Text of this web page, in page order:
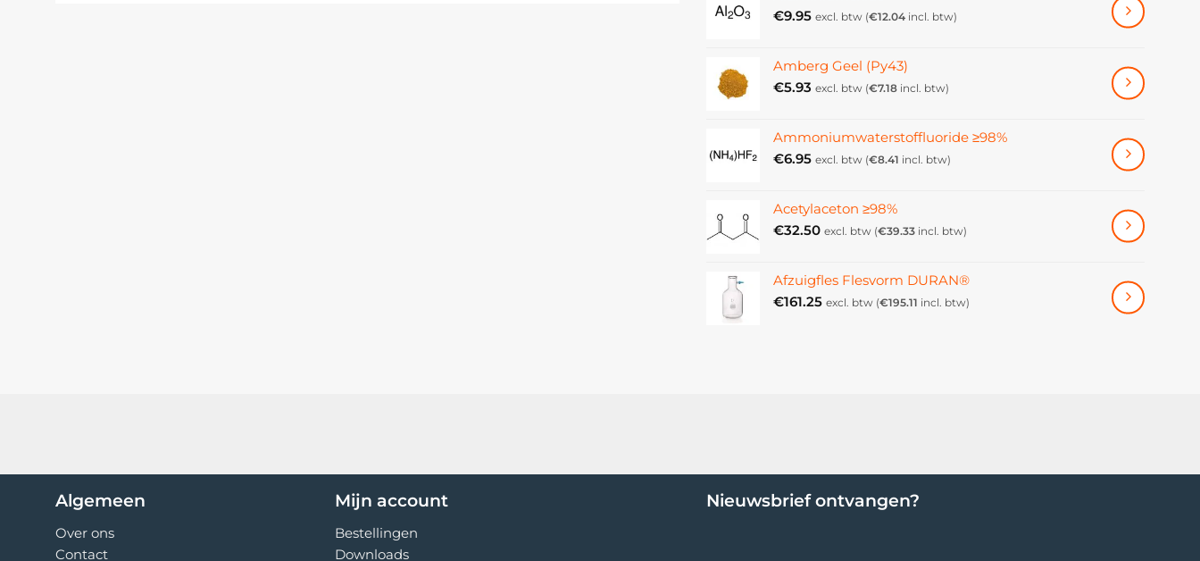
€9.95 excl. btw (€12.04 incl. btw)
Amberg Geel (Py43)
€5.93 excl. btw (€7.18 incl. btw)
Ammoniumwaterstoffluoride ≥98%
€6.95 excl. btw (€8.41 incl. btw)
Acetylaceton ≥98%
€32.50 excl. btw (€39.33 incl. btw)
Afzuigfles Flesvorm DURAN®
€161.25 excl. btw (€195.11 incl. btw)
Algemeen
Over ons
Contact
Mijn account
Bestellingen
Downloads
Nieuwsbrief ontvangen?